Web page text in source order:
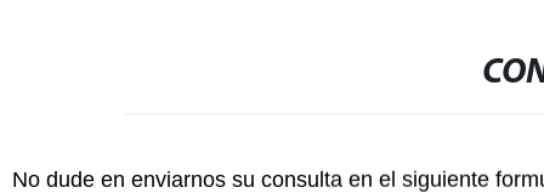
No dude en enviarnos su consulta en el siguiente